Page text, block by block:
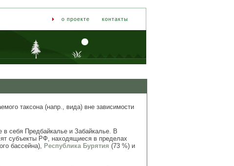
о проекте контакты
таксона (напр., вида) вне зависимости
в себя Предбайкалье и Забайкалье. В
субъекты РФ, находящиеся в пределах
бассейна), Республика Бурятия (73 %) и